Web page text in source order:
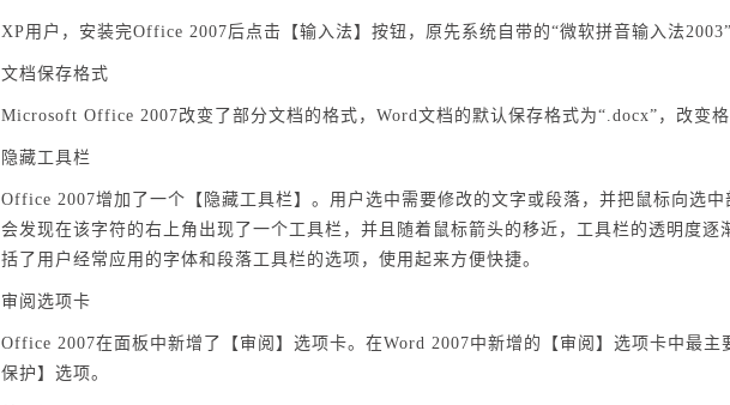
XP用户，安装完Office 2007后点击【输入法】按钮，原先系统自带的“微软拼音输入法
文档保存格式
Microsoft Office 2007改变了部分文档的格式，Word文档的默认保存格式为“.docx”，改变
隐藏工具栏
Office 2007增加了一个【隐藏工具栏】。用户选中需要修改的文字或段落，并把鼠标向选
会发现在该字符的右上角出现了一个工具栏，并且随着鼠标箭头的移近，工具栏的透明度逐
括了用户经常应用的字体和段落工具栏的选项，使用起来方便快捷。
审阅选项卡
Office 2007在面板中新增了【审阅】选项卡。在Word 2007中新增的【审阅】选项卡中最主
保护】选项。